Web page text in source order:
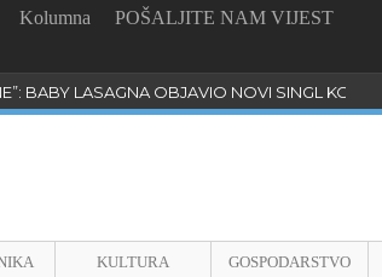
Kolumna
POŠALJITE NAM VIJEST
BABY LASAGNA OBJAVIO NOVI SINGL KOJI
KULTURA GOSPODARSTVO